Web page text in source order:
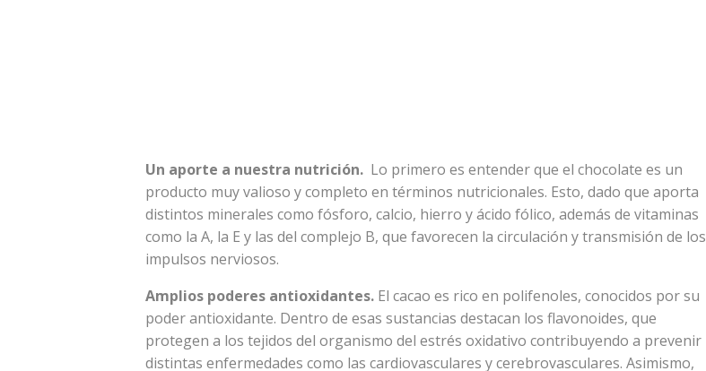
Un aporte a nuestra nutrición. Lo primero es entender que el chocolate es un
producto muy valioso y completo en términos nutricionales. Esto, dado que aporta
distintos minerales como fósforo, calcio, hierro y ácido fólico, además de vitaminas
como la A, la E y las del complejo B, que favorecen la circulación y transmisión de los
impulsos nerviosos.
Amplios poderes antioxidantes. El cacao es rico en polifenoles, conocidos por su
poder antioxidante. Dentro de esas sustancias destacan los flavonoides, que
protegen a los tejidos del organismo del estrés oxidativo contribuyendo a prevenir
distintas enfermedades como las cardiovasculares y cerebrovasculares. Asimismo,